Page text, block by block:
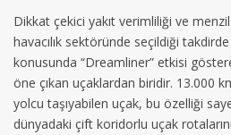
Dikkat çekici yakıt verimliliği ve
havacılık sektöründe seçildiği
konusunda “Dreamliner” etkisi
öne çıkan uçaklardan biridir. 13.000
yolcu taşıyabilen uçak, bu özelliği
dünyadaki çift koridorlu uçak